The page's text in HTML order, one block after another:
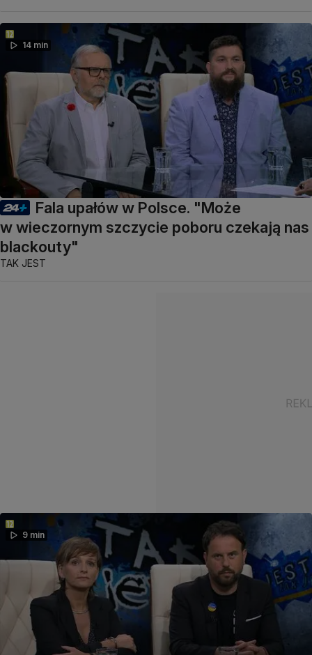
14 min
Fala upałów w Polsce. "Może
w wieczornym szczycie poboru czekają nas
blackouty"
TAK JEST
9 min